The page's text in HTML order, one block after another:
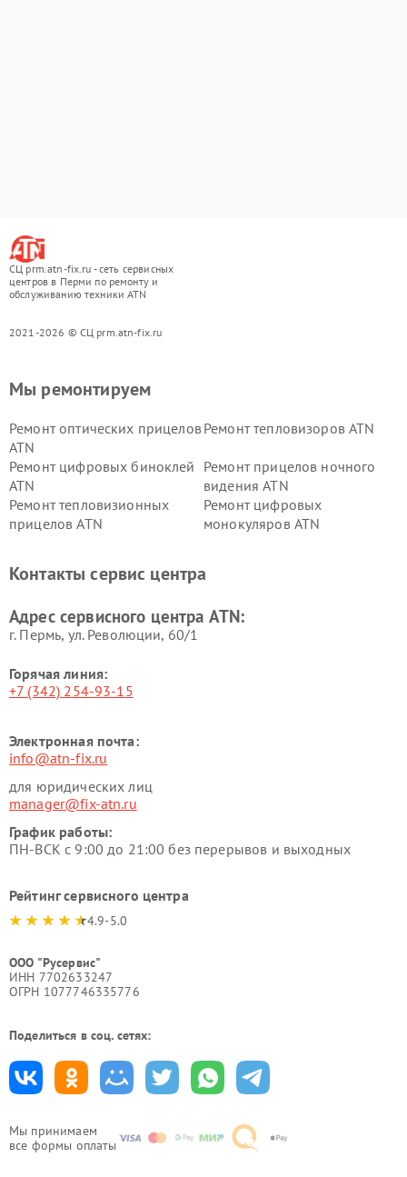
СЦ prm.atn-fix.ru - сеть сервисных
центров в Перми по ремонту и
обслуживанию техники ATN
2021-2026 © СЦ prm.atn-fix.ru
Мы принимаем
все формы оплаты
Мы ремонтируем
Ремонт оптических прицелов
ATN
Ремонт тепловизоров ATN
Ремонт цифровых биноклей
ATN
Ремонт прицелов ночного
видения ATN
Ремонт тепловизионных
прицелов ATN
Ремонт цифровых
монокуляров ATN
Контакты сервис центра
Адрес сервисного центра ATN:
г. Пермь, ул. ​Революции, 60/1
Горячая линия:
+7 (342) 254-93-15
Электронная почта:
info@atn-fix.ru
для юридических лиц
manager@fix-atn.ru
График работы:
ПН-ВСК с 9:00 до 21:00 без перерывов и выходных
Рейтинг сервисного центра
4.9-5.0
ООО "Русервис"
ИНН 7702633247
ОГРН 1077746335776
Поделиться в соц. сетях: